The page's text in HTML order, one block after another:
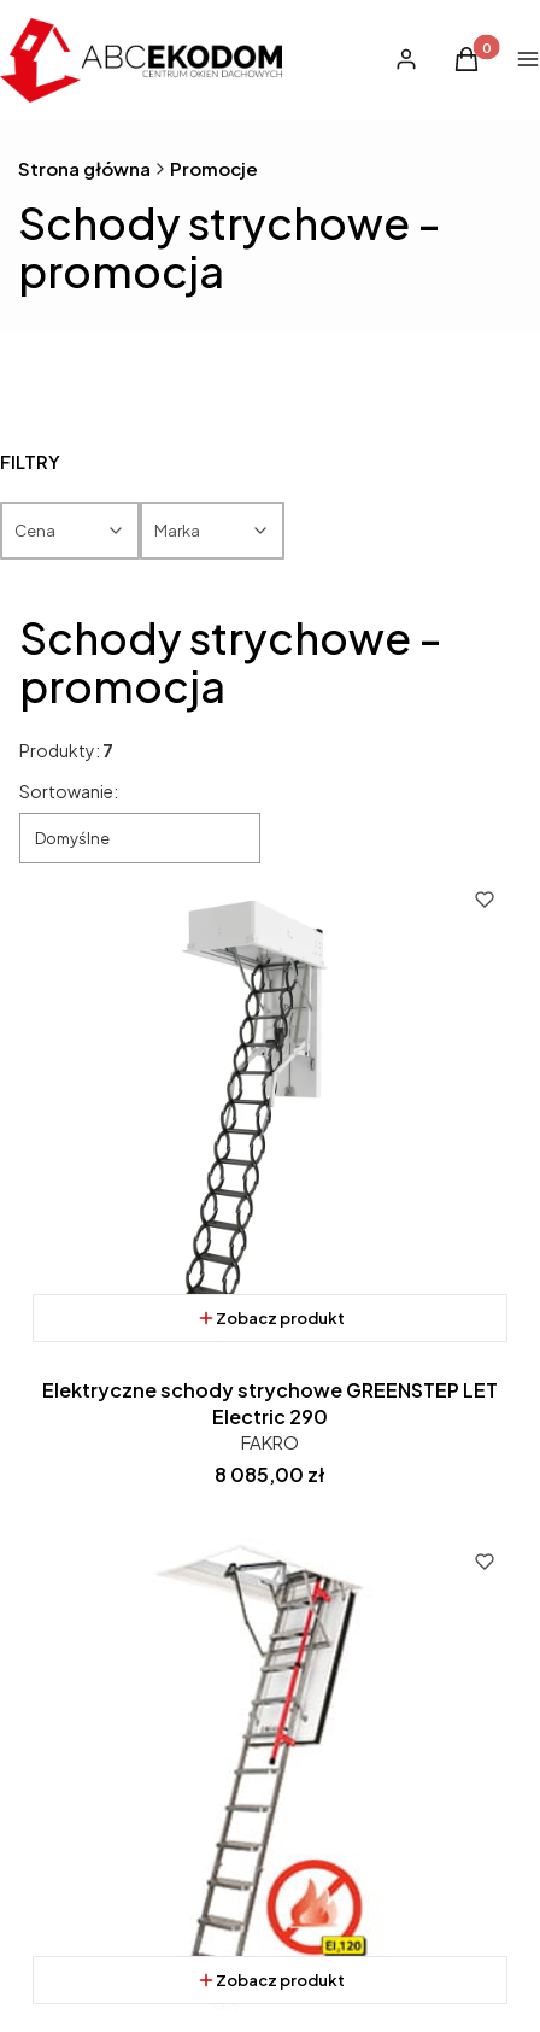
Zaloguj sięProdukty
Koszyk
Strona główna Promocje
Schody strychowe -
promocja
FILTRY
Cena Marka
Schody strychowe -
promocja
Produkty: 7
Lista produktów
Sortowanie:
Domyślne
Zobacz produkt
Elektryczne schody strychowe GREENSTEP LET
Electric 290
FAKRO
Cena
8 085,00 zł
Zobacz produkt